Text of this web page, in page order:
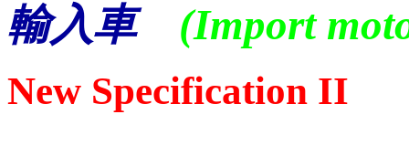
輸入車 (Import
New Specification II